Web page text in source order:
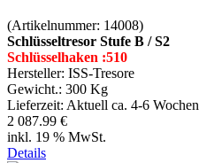
(Artikelnummer: 14008)
Schlüsseltresor Stufe B / S2
Schlüsselhaken :510
Hersteller: ISS-Tresore
Gewicht.: 300 Kg
Lieferzeit: Aktuell ca. 4-6 Wochen
2 087.99 €
inkl. 19 % MwSt.
Details